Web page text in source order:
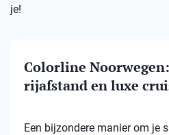
je!
Colorline
rijafstand en luxe
Een bijzondere manier om je